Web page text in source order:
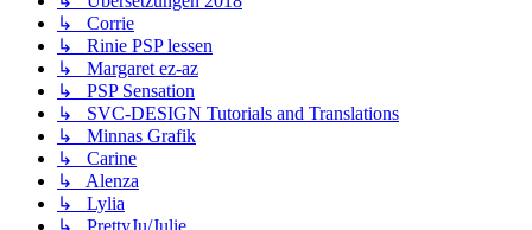
↳ Corrie
↳ Rinie PSP lessen
↳ Margaret ez-az
↳ PSP Sensation
↳ SVC-DESIGN Tutorials and Translations
↳ Minnas Grafik
↳ Carine
↳ Alenza
↳ Lylia